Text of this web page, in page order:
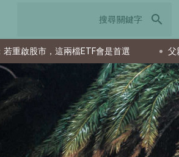
search
父親節送什麼最實用？從聚餐、運動